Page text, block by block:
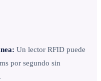
Un lector RFID puede
por segundo sin